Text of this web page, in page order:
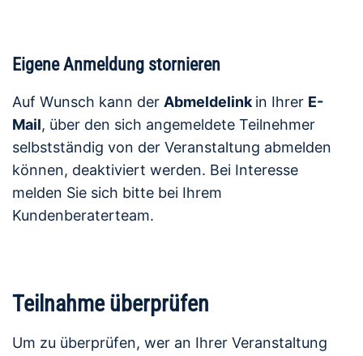
Eigene Anmeldung stornieren
Auf Wunsch kann der Abmeldelinkin Ihrer E-
Mail, über den sich angemeldete Teilnehmer
selbstständig von der Veranstaltung abmelden
können, deaktiviert werden. Bei Interesse
melden Sie sich bitte bei Ihrem
Kundenberaterteam.
Teilnahme überprüfen
Um zu überprüfen, wer an Ihrer Veranstaltung